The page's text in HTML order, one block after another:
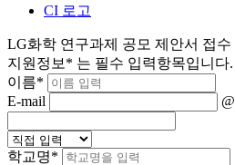
CI 로고
LG화학 연구과제 공모 제안서 접수
지원정보 * 는 필수 입력항목입니다.
이름*
E-mail
@
학교명*